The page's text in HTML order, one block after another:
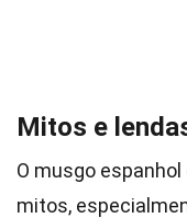
Mitos e
O musgo
mitos,